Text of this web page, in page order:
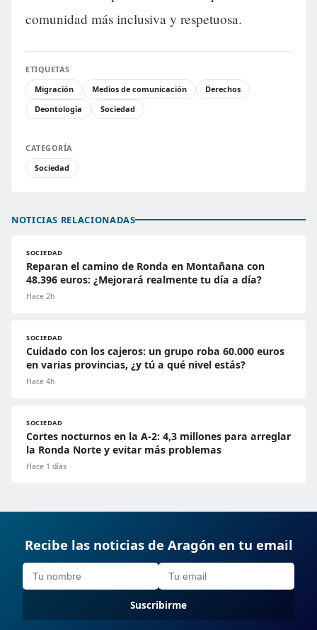
comunidad más inclusiva y respetuosa.
ETIQUETAS
Migración
Medios de comunicación
Derechos
Deontología
Sociedad
CATEGORÍA
Sociedad
NOTICIAS RELACIONADAS
SOCIEDAD
Reparan el camino de Ronda en Montañana con
48.396 euros: ¿Mejorará realmente tu día a día?
Hace 2h
SOCIEDAD
Cuidado con los cajeros: un grupo roba 60.000 euros
en varias provincias, ¿y tú a qué nivel estás?
Hace 4h
SOCIEDAD
Cortes nocturnos en la A-2: 4,3 millones para arreglar
la Ronda Norte y evitar más problemas
Hace 1 días
Recibe las noticias de Aragón en tu email
Suscribirme